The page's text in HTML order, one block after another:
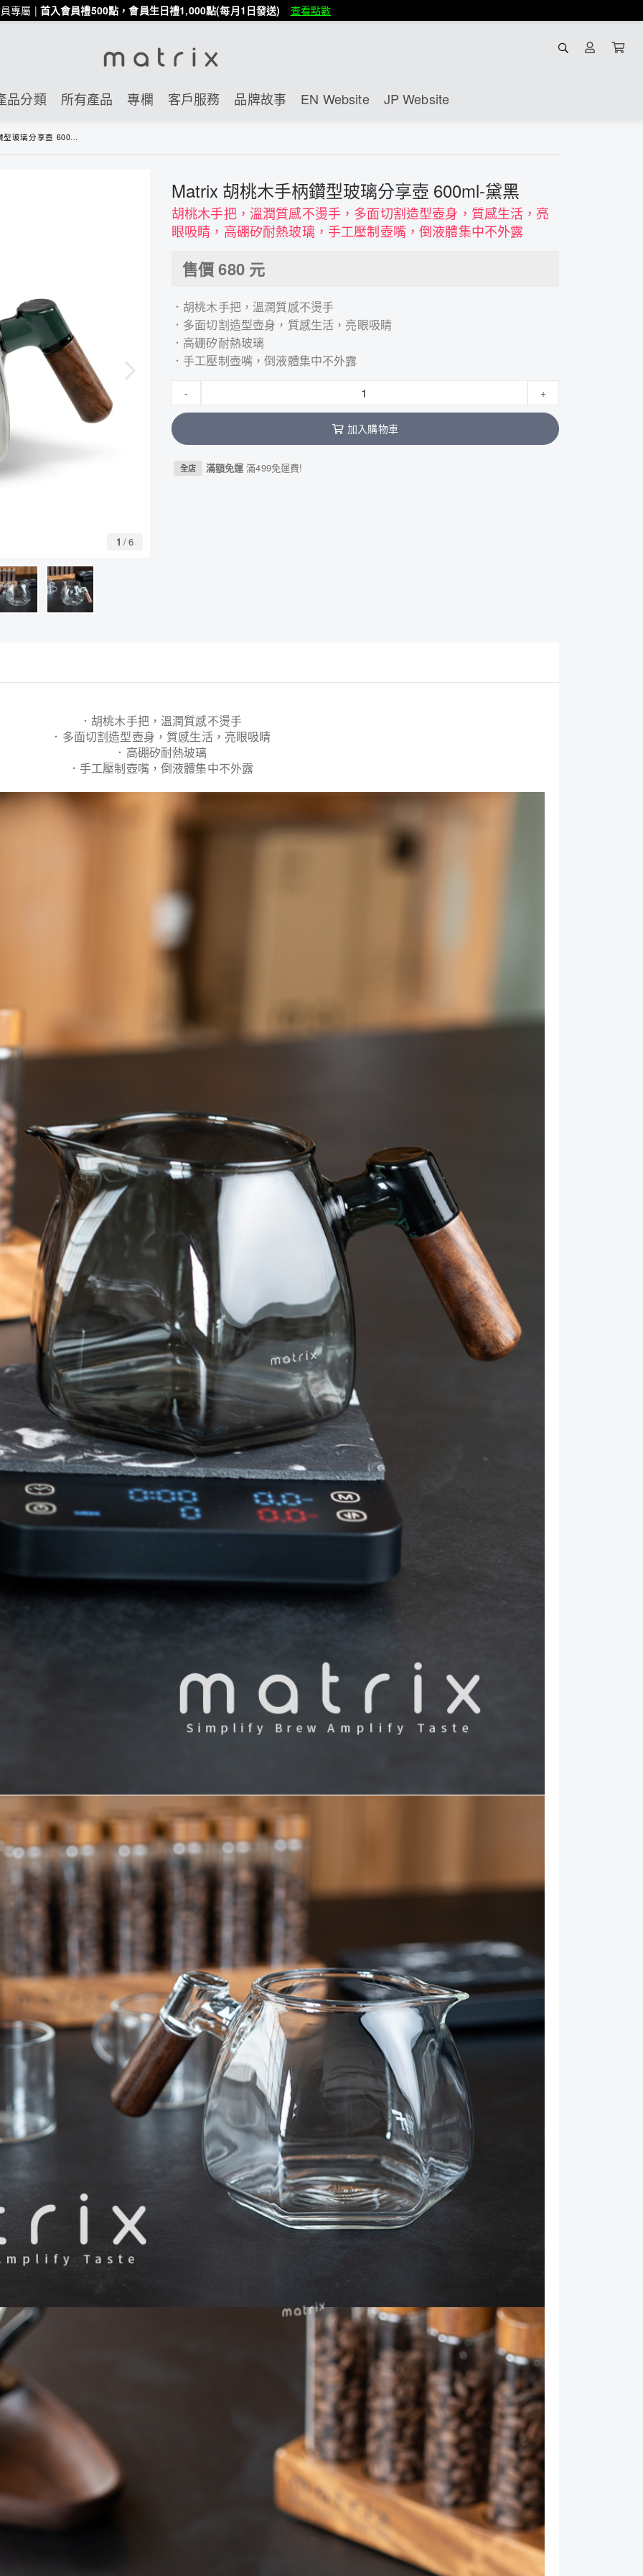
專屬 | 首入會員禮500點，會員生日禮1,000點(每月1日發送) 查看點數
品分類 所有產品 專欄 客戶服務 品牌故事 EN Website JP Website
璃分享壺 600ml-黛黑
1 /6
Matrix 胡桃木手柄鑽型玻璃分享壺 600ml-黛黑
胡桃木手把，溫潤質感不燙手，多面切割造型壺身，質感生活，亮
眼吸睛，高硼矽耐熱玻璃，手工壓制壺嘴，倒液體集中不外露
售價680元
．胡桃木手把，溫潤質感不燙手
．多面切割造型壺身，質感生活，亮眼吸睛
．高硼矽耐熱玻璃
．手工壓制壺嘴，倒液體集中不外露
- +
加入購物車
全店 滿額免運滿499免運費!
．胡桃木手把，溫潤質感不燙手
．多面切割造型壺身，質感生活，亮眼吸睛
．高硼矽耐熱玻璃
．手工壓制壺嘴，倒液體集中不外露